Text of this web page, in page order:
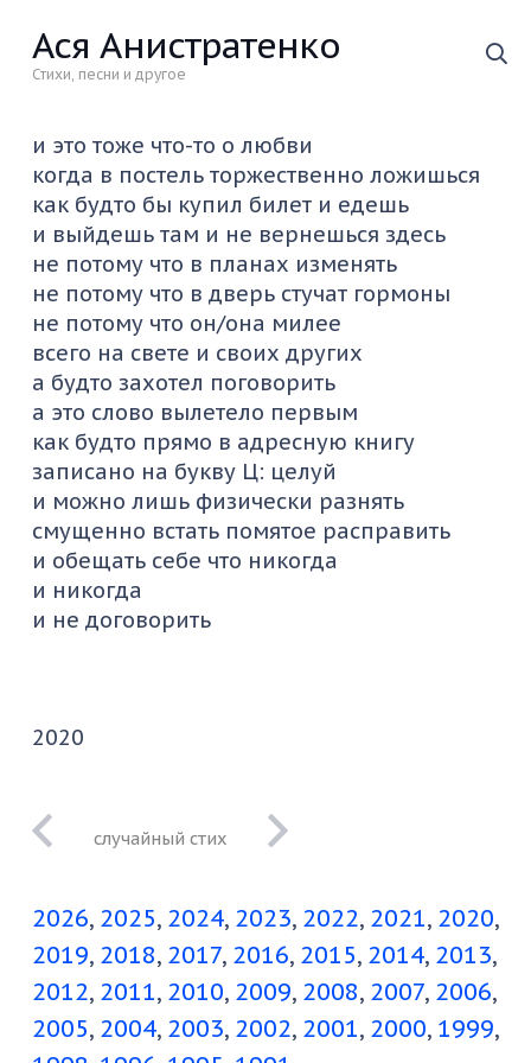
Ася Анистратенко
Стихи, песни и другое
и это тоже что-то о любви
когда в постель торжественно ложишься
как будто бы купил билет и едешь
и выйдешь там и не вернешься здесь
не потому что в планах изменять
не потому что в дверь стучат гормоны
не потому что он/она милее
всего на свете и своих других
а будто захотел поговорить
а это слово вылетело первым
как будто прямо в адресную книгу
записано на букву Ц: целуй
и можно лишь физически разнять
смущенно встать помятое расправить
и обещать себе что никогда
и никогда
и не договорить
2020
2026 2025 2024 2023 2022 2021 2020
2019 2018 2017 2016 2015 2014 2013
2012 2011 2010 2009 2008 2007 2006
2005 2004 2003 2002 2001 2000 1999